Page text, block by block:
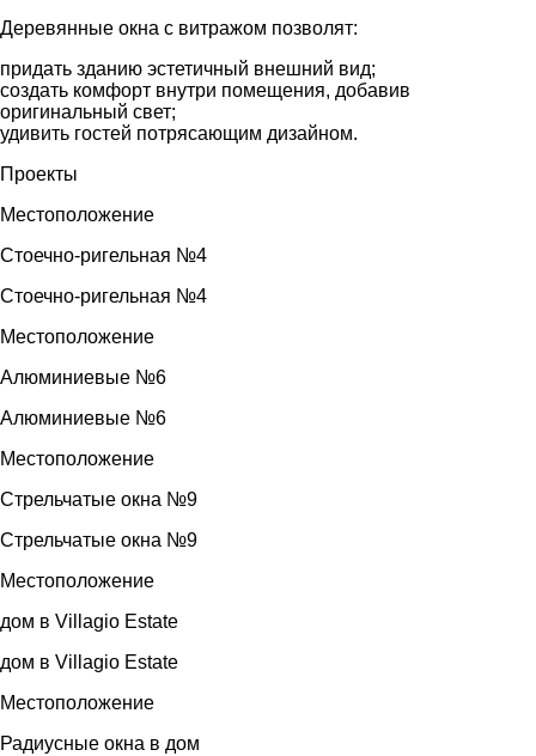
Деревянные окна с витражом позволят:
придать зданию эстетичный внешний вид;
создать комфорт внутри помещения, добавив
оригинальный свет;
удивить гостей потрясающим дизайном.
Проекты
Местоположение
Стоечно-ригельная №4
Стоечно-ригельная №4
Местоположение
Алюминиевые №6
Алюминиевые №6
Местоположение
Стрельчатые окна №9
Стрельчатые окна №9
Местоположение
дом в Villagio Estate
дом в Villagio Estate
Местоположение
Радиусные окна в дом